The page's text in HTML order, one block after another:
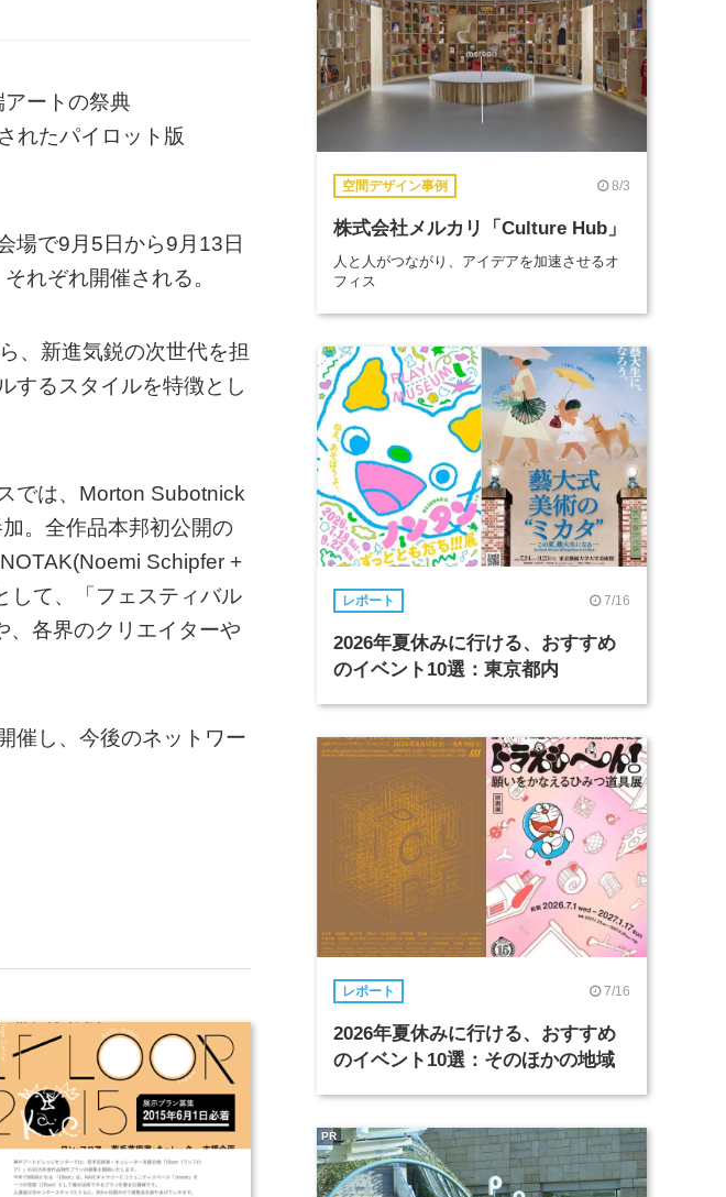
ートの祭典
れたパイロット版
場で9月5日から9月13日
れぞれ開催される。
、新進気鋭の次世代を担
するスタイルを特徴とし
では、Morton Subotnick
。全作品本邦初公開の
Schipfer +
して、「フェスティバル
各界のクリエイターや
催し、今後のネットワー
空間デザイン事例 8/3
株式会社メルカリ「Culture Hub」
人と人がつながり、アイデアを加速させるオ
フィス
レポート 7/16
2026年夏休みに行ける、おすすめ
のイベント10選：東京都内
レポート 7/16
2026年夏休みに行ける、おすすめ
のイベント10選：そのほかの地域
PR